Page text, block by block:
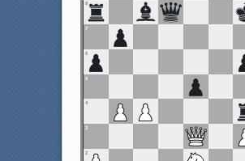
8
7
6
5
4
3
2